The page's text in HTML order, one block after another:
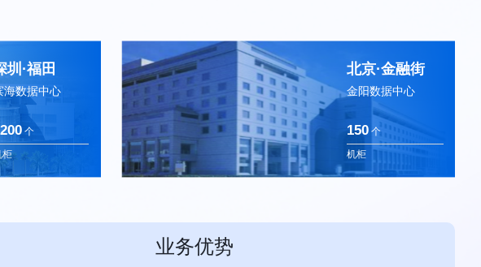
圳·福田
海数据中心
个
柜
北京·金融街
金阳数据中心
150 个
机柜
业务优势